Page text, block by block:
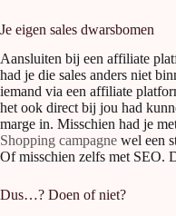
Je eigen sales dwarsbomen
Aansluiten bij een affiliate
had je die sales anders niet
iemand via een affiliate
het ook direct bij jou had
marge in. Misschien had je
Shopping campagne wel een
Of misschien zelfs met SEO.
Dus…? Doen of niet?